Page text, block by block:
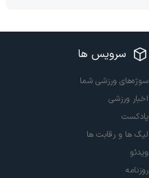
سرویس ها
سوژه‌های ورزشی شما
اخبار ورزشی
پادکست
لیگ ها و رقابت ها
ویدئو
روزنامه